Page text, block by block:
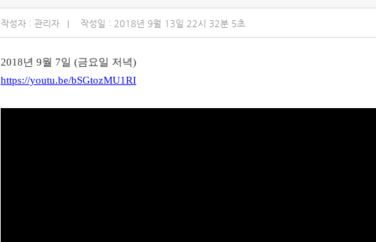
작성자 : 관리자 작성일 : 2018년 9월 13일 22시 32분 5초
2018년 9월 7일 (금요일 저녁)
https://youtu.be/bSGtozMU1RI